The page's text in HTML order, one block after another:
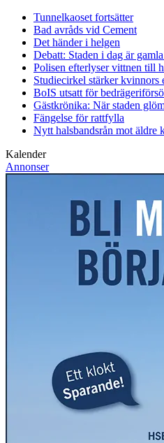
Tunnelkaoset fortsätter
Bad avråds vid Cement
Det händer i helgen
Debatt: Staden i dag är
Polisen efterlyser vittnen till
Studiecirkel stärker kvinnors
BoIS utsatt för
Gästkrönika: När staden
Fängelse för rattfylla
Nytt halsbandsrån mot äldre
Kalender
Annonser